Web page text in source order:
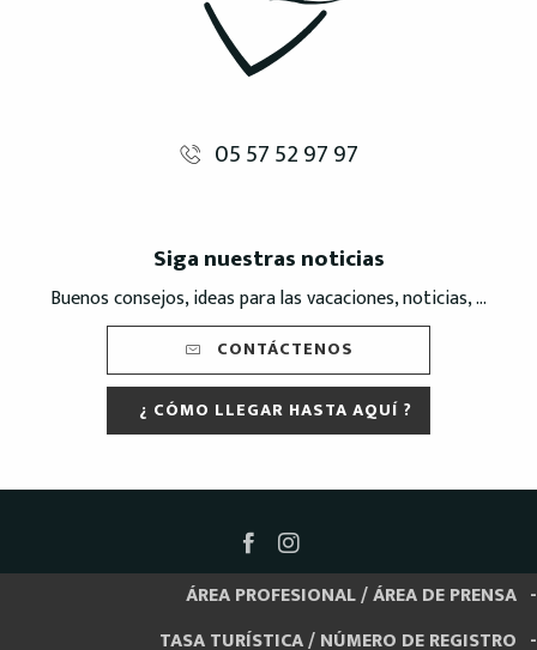
05 57 52 97 97
Siga nuestras noticias
Buenos consejos, ideas para las vacaciones, noticias, ...
CONTÁCTENOS
¿ CÓMO LLEGAR HASTA AQUÍ ?
ÁREA PROFESIONAL / ÁREA DE PRENSA
TASA TURÍSTICA / NÚMERO DE REGISTRO